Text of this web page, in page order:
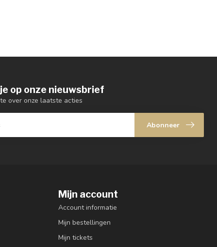
op onze nieuwsbrief
over onze laatste acties
Abonneer
Mijn account
Account informatie
Mijn bestellingen
Mijn tickets